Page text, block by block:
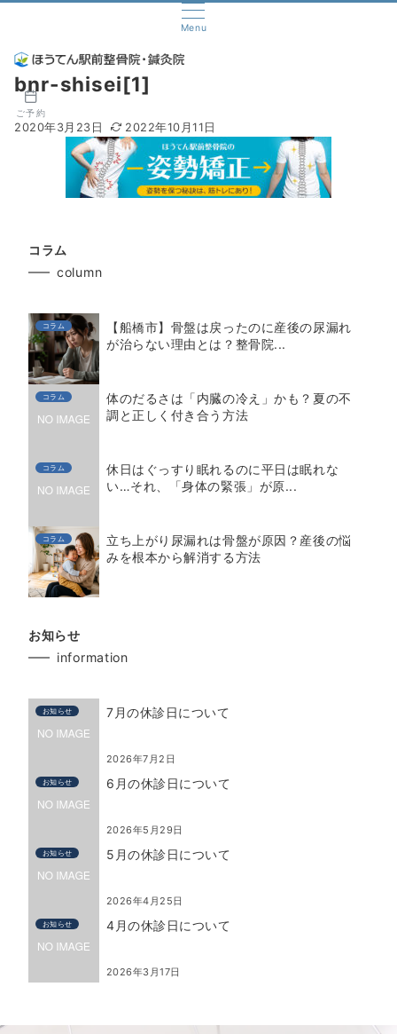
Menu
ご予約
bnr-shisei[1]
2020年3月23日 2022年10月11日
コラム
column
コラム
【船橋市】骨盤は戻ったのに産後の尿漏れ
が治らない理由とは？整骨院...
コラム
体のだるさは「内臓の冷え」かも？夏の不
調と正しく付き合う方法
コラム
休日はぐっすり眠れるのに平日は眠れな
い…それ、「身体の緊張」が原...
コラム
立ち上がり尿漏れは骨盤が原因？産後の悩
みを根本から解消する方法
お知らせ
information
お知らせ 7月の休診日について
2026年7月2日
お知らせ 6月の休診日について
2026年5月29日
お知らせ 5月の休診日について
2026年4月25日
お知らせ 4月の休診日について
2026年3月17日